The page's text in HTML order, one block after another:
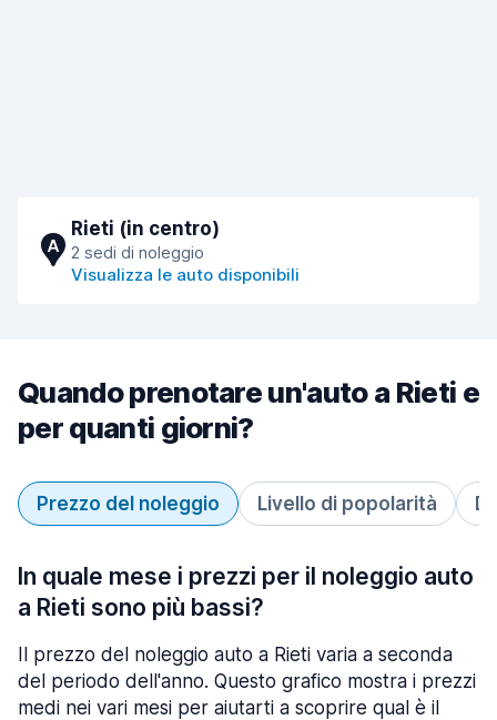
A
Rieti (in centro)
2 sedi di noleggio
Visualizza le auto disponibili
Quando prenotare un'auto a Rieti e
per quanti giorni?
Prezzo del noleggio Livello di popolarità
In quale mese i prezzi per il noleggio auto
a Rieti sono più bassi?
Il prezzo del noleggio auto a Rieti varia a seconda
del periodo dell'anno. Questo grafico mostra i prezzi
medi nei vari mesi per aiutarti a scoprire qual è il